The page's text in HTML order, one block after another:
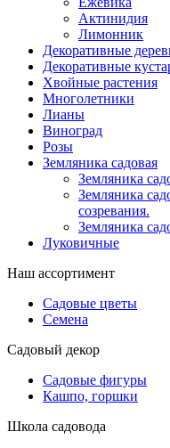
Актинидия
Лимонник
Декоративные
Декоративные
Хвойные растения
Многолетники
Лианы
Виноград
Розы
Земляника садовая
Земляника
Земляника
созревания.
Земляника
Луковичные
Наш ассортимент
Садовые цветы
Семена
Садовый декор
Садовые фигуры
Кашпо, горшки
Школа садовода